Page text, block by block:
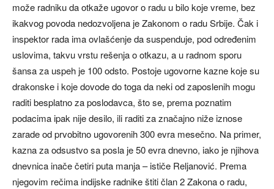
može radniku da otkaže ugovor o radu u bilo koje vreme, bez
ikakvog povoda nedozvoljena je Zakonom o radu Srbije. Čak i
inspektor rada ima ovlašćenje da suspenduje, pod određenim
uslovima, takvu vrstu rešenja o otkazu, a u radnom sporu
šansa za uspeh je 100 odsto. Postoje ugovorne kazne koje su
drakonske i koje dovode do toga da neki od zaposlenih mogu
raditi besplatno za poslodavca, što se, prema poznatim
podacima ipak nije desilo, ili raditi za značajno niže iznose
zarade od prvobitno ugovorenih 300 evra mesečno. Na primer,
kazna za odsustvo sa posla je 50 evra dnevno, iako je njihova
dnevnica inače četiri puta manja – ističe Reljanović. Prema
njegovim rečima indijske radnike štiti član 2 Zakona o radu,